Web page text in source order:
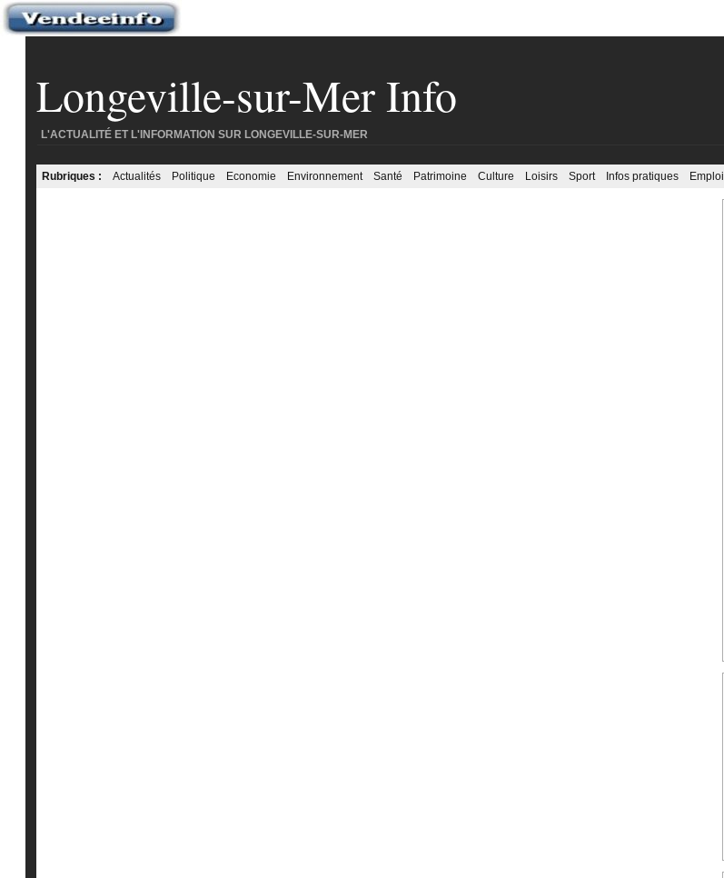
Longeville-sur-Mer Info
L'ACTUALITÉ ET L'INFORMATION SUR LONGEVILLE-SUR-MER
Rubriques : Actualités Politique Economie Environnement Santé Patrimoine Culture Loisirs Sport Infos pratiques Emploi